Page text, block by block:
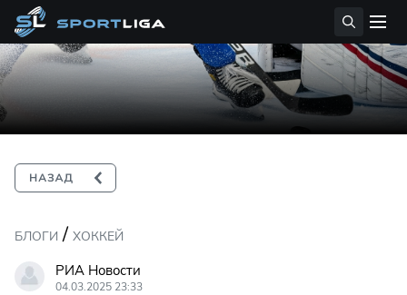
БЛОГИ / ХОККЕЙ
РИА Новости
04.03.2025 23:33